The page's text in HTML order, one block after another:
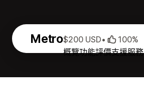
Metro
概覽功能評價支援服務
$200 USD• 100%